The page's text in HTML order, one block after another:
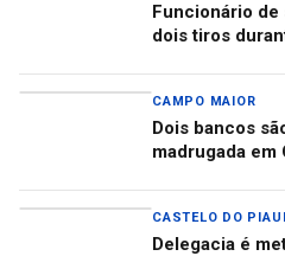
Funcionário
dois tiros
CAMPO MAIOR
Dois bancos
madrugada em
CASTELO DO PIAUI
Delegacia é